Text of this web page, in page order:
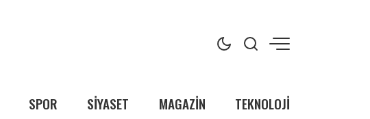
SPOR SİYASET MAGAZİN TEKNOLOJİ